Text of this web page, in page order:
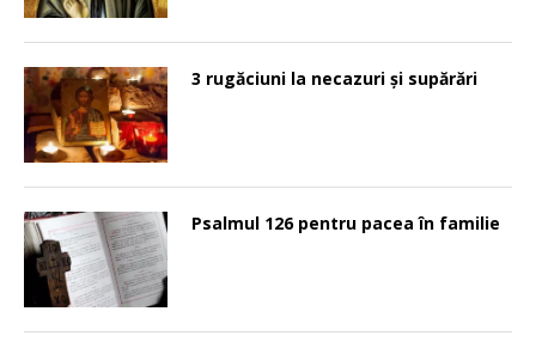
3 rugăciuni la necazuri și supărări
Psalmul 126 pentru pacea în familie